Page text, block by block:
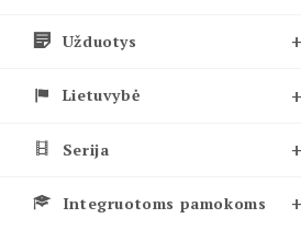
Užduotys
Lietuvybė
Serija
Integruotoms pamokoms